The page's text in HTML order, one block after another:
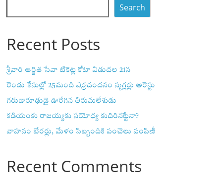
Search
Recent Posts
శ్రీవారి ఆర్జిత సేవా టికెట్ల కోటా విడుదల 21న
రెండు కేసుల్లో 25మంది ఎర్రచందనం స్మగ్లర్లు అరెస్టు
గరుడారూఢుడై ఊరేగిన తిరుమలేశుడు
కడియంకు రాజయ్యకు సయోధ్య కుదిరినట్టేనా?
వాహ‌నం బేర‌ర్లు, మేళం సిబ్బందికి పంచెలు పంపిణీ
Recent Comments